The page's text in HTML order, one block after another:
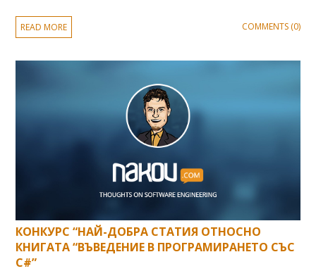
READ MORE COMMENTS (0)
КОНКУРС “НАЙ-ДОБРА СТАТИЯ ОТНОСНО
КНИГАТА “ВЪВЕДЕНИЕ В ПРОГРАМИРАНЕТО СЪС
C#”